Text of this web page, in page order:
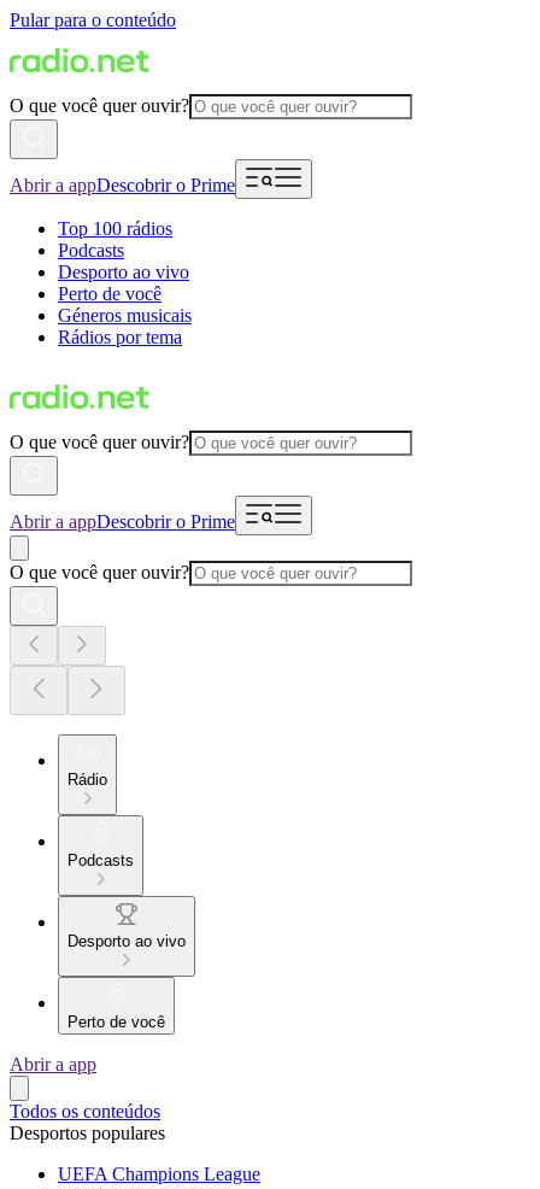
Pular para o conteúdo
O que você quer ouvir?
Abrir a appDescobrir o Prime
Top 100 rádios
Podcasts
Desporto ao vivo
Perto de você
Géneros musicais
Rádios por tema
O que você quer ouvir?
Abrir a appDescobrir o Prime
O que você quer ouvir?
Rádio
Podcasts
Desporto ao vivo
Perto de você
Abrir a app
Todos os conteúdos
Desportos populares
UEFA Champions League